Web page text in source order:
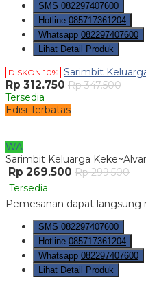
SMS 082297407600
Hotline 085717361204
Whatsapp 082297407600
Lihat Detail Produk
DISKON 10% Sarimbit
Rp 312.750 Rp 347.500
Tersedia
Edisi Terbatas
WA
Sarimbit Keluarga
Rp 269.500 Rp 299.500
Tersedia
Pemesanan dapat
SMS 082297407600
Hotline 085717361204
Whatsapp 082297407600
Lihat Detail Produk